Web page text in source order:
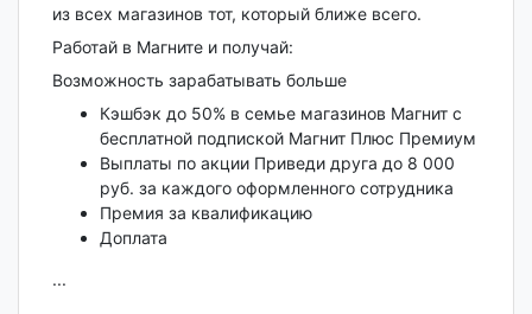
из всех магазинов тот, который ближе всего.
Работай в Магните и получай:
Возможность зарабатывать больше
Кэшбэк до 50% в семье магазинов Магнит с
бесплатной подпиской Магнит Плюс Премиум
Выплаты по акции Приведи друга до 8 000
руб. за каждого оформленного сотрудника
Премия за квалификацию
Доплата
...